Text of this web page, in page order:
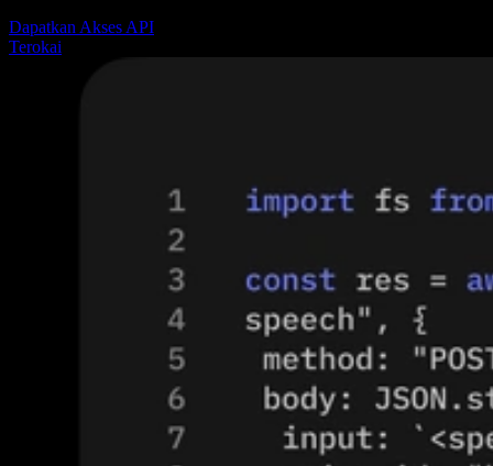
Dapatkan Akses API
Terokai